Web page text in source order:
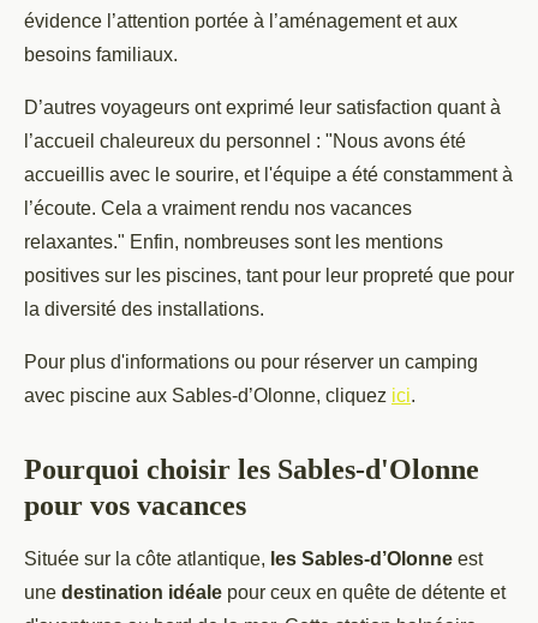
évidence l’attention portée à l’aménagement et aux
besoins familiaux.
D’autres voyageurs ont exprimé leur satisfaction quant à
l’accueil chaleureux du personnel : "Nous avons été
accueillis avec le sourire, et l'équipe a été constamment à
l’écoute. Cela a vraiment rendu nos vacances
relaxantes." Enfin, nombreuses sont les mentions
positives sur les piscines, tant pour leur propreté que pour
la diversité des installations.
Pour plus d'informations ou pour réserver un camping
avec piscine aux Sables-d’Olonne, cliquez ici.
Pourquoi choisir les Sables-d'Olonne
pour vos vacances
Située sur la côte atlantique, les Sables-d’Olonne est
une destination idéale pour ceux en quête de détente et